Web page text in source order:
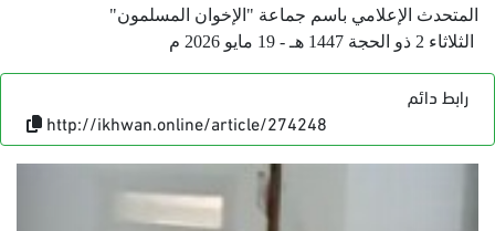
المتحدث الإعلامي باسم جماعة "الإخوان المسلمون"
الثلاثاء 2 ذو الحجة 1447 هـ - 19 مايو 2026 م
رابط دائم
http://ikhwan.online/article/274248